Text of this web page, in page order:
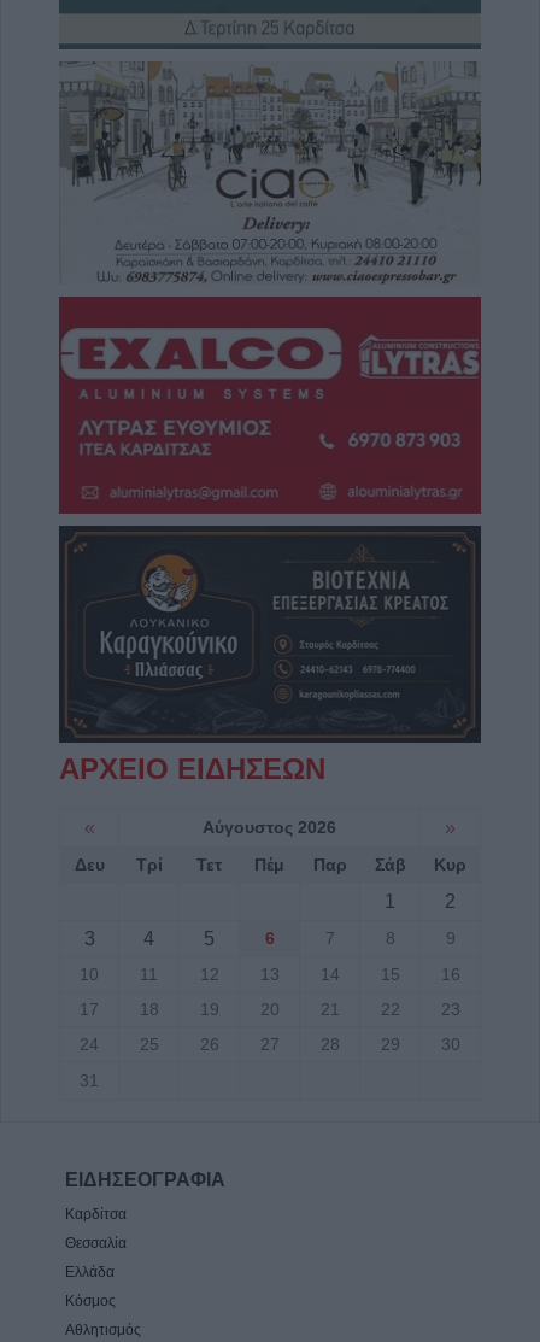
ΑΡΧΕΙΟ ΕΙΔΗΣΕΩΝ
« Αύγουστος 2026 »
Δευ Τρί Τετ Πέμ Παρ Σάβ Κυρ
1
2
3
4 5 6 7 8
9
10
11 12 13 14 15
16
17
18 19 20 21 22
23
24
25 26 27 28 29
30
31
ΕΙΔΗΣΕΟΓΡΑΦΙΑ
Καρδίτσα
Θεσσαλία
Ελλάδα
Κόσμος
Αθλητισμός